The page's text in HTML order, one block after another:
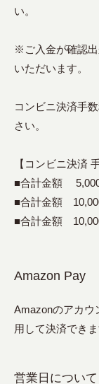
い。
※ご入金が確認
いただいます。
コンビニ決済手
さい。
【コンビニ決済
■合計金額 5,000
■合計金額
■合計金額
Amazon Pay
Amazonのアカウ
用して決済できま
営業日について